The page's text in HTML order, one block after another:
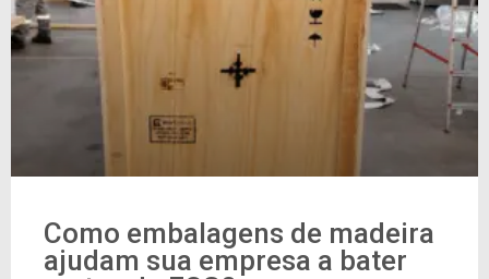
Como embalagens de madeira
ajudam sua empresa a bater